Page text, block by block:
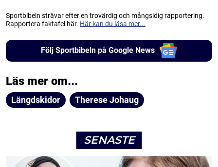
Sportbibeln strävar efter en trovärdig och mångsidig rapportering.
Rapportera faktafel här. Här kan du läsa mer...
Följ Sportbibeln på Google News
Läs mer om...
Längdskidor Therese Johaug
SENASTE